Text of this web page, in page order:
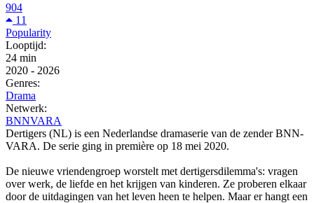
904
11
Popularity
Looptijd:
24 min
2020 - 2026
Genres:
Drama
Netwerk:
BNNVARA
Dertigers (NL) is een Nederlandse dramaserie van de zender BNN-
VARA. De serie ging in première op 18 mei 2020.
De nieuwe vriendengroep worstelt met dertigersdilemma's: vragen
over werk, de liefde en het krijgen van kinderen. Ze proberen elkaar
door de uitdagingen van het leven heen te helpen. Maar er hangt een